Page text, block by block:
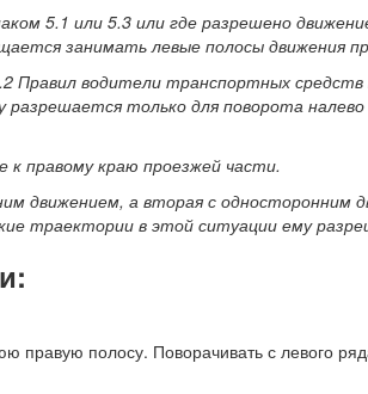
5.1 или 5.3 или где разрешено
занимать левые полосы движения
водители транспортных
только для поворота
правому краю проезжей части.
движением, а вторая с односторонним
траектории в этой ситуации ему
правую полосу. Поворачивать с левого